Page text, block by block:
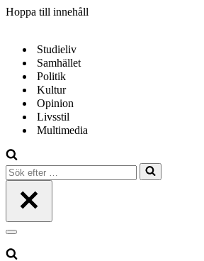
Hoppa till innehåll
Studieliv
Samhället
Politik
Kultur
Opinion
Livsstil
Multimedia
Sök
efter
Navigeringsmeny